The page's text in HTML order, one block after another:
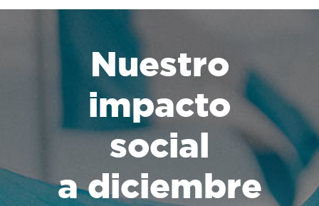
Nuestro
impacto
social
a diciembre